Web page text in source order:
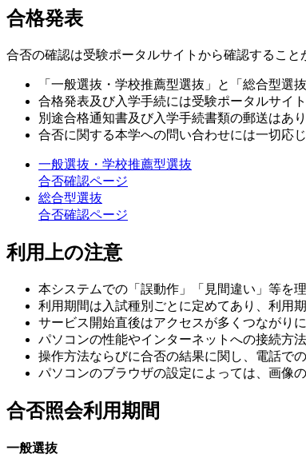
合格発表
合否の確認は受験ポータルサイトから確認すること
「一般選抜・学校推薦型選抜」と「総合型選
合格発表及び入学手続には受験ポータルサイ
別途合格通知書及び入学手続書類の郵送はあ
合否に関する本学への問い合わせには一切応じ
一般選抜・学校推薦型選抜
合否確認ページ
総合型選抜
合否確認ページ
利用上の注意
本システムでの「誤動作」「見間違い」等を
利用期間は入試種別ごとに定めてあり、利用
サービス開始直後はアクセスが多くつながり
パソコンの性能やインターネットへの接続方
操作方法ならびに合否の結果に関し、電話で
パソコンのブラウザの設定によっては、画像
合否照会利用期間
一般選抜